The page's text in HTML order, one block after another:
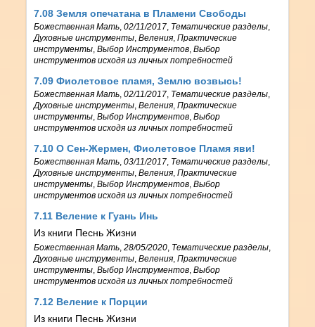
7.08 Земля опечатана в Пламени Свободы
Божественная Мать,02/11/2017, Тематические разделы,
Духовные инструменты,Веления,Практические
инструменты,Выбор Инструментов,Выбор
инструментов исходя из личных потребностей
7.09 Фиолетовое пламя, Землю возвысь!
Божественная Мать,02/11/2017, Тематические разделы,
Духовные инструменты,Веления,Практические
инструменты,Выбор Инструментов,Выбор
инструментов исходя из личных потребностей
7.10 О Сен-Жермен, Фиолетовое Пламя яви!
Божественная Мать,03/11/2017, Тематические разделы,
Духовные инструменты,Веления,Практические
инструменты,Выбор Инструментов,Выбор
инструментов исходя из личных потребностей
7.11 Веление к Гуань Инь
Из книги Песнь Жизни
Божественная Мать,28/05/2020, Тематические разделы,
Духовные инструменты,Веления,Практические
инструменты,Выбор Инструментов,Выбор
инструментов исходя из личных потребностей
7.12 Веление к Порции
Из книги Песнь Жизни